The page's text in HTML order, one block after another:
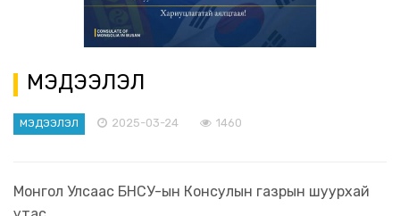
МЭДЭЭЛЭЛ
МЭДЭЭЛЭЛ 2025-03-24 1460
Монгол Улсаас БНСУ-ын Консулын газрын шуурхай